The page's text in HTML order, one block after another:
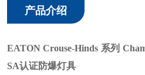
产品介绍
EATON Crouse-Hinds 系列
SA认证防爆灯具